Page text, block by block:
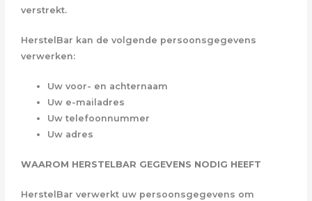
verstrekt.
HerstelBar kan de volgende persoonsgegevens
verwerken:
Uw voor- en achternaam
Uw e-mailadres
Uw telefoonnummer
Uw adres
WAAROM HERSTELBAR GEGEVENS NODIG HEEFT
HerstelBar verwerkt uw persoonsgegevens om